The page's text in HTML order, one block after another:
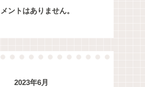
ントはありません。
2023年6月